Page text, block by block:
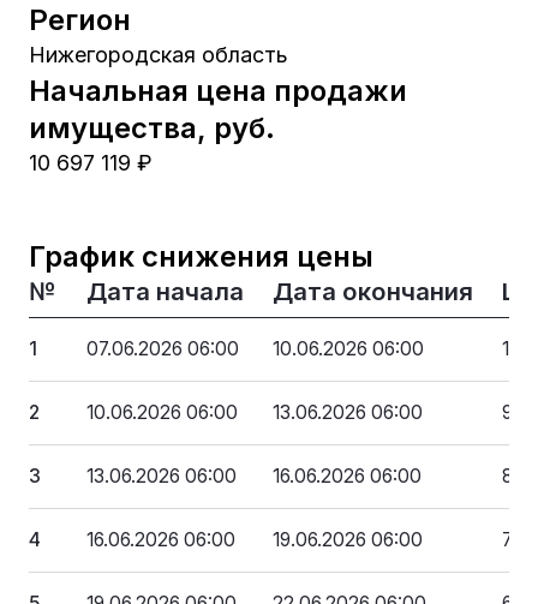
Регион
Нижегородская область
Начальная цена продажи
имущества, руб.
10 697 119 ₽
График снижения цены
№ Дата начала Дата окончания
1 07.06.2026 06:00 10.06.2026 06:00 10
2 10.06.2026 06:00 13.06.2026 06:00 9
3 13.06.2026 06:00 16.06.2026 06:00 8
4 16.06.2026 06:00 19.06.2026 06:00 7